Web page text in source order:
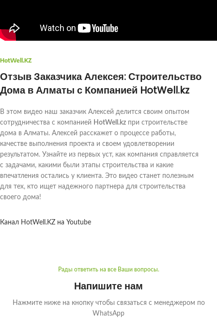
HotWell.KZ
Отзыв Заказчика Алексея: Строительство
Дома в Алматы с Компанией HotWell.kz
В этом видео наш заказчик Алексей делится своим опытом
сотрудничества с компанией HotWell.kz при строительстве
дома в Алматы. Алексей расскажет о процессе работы,
качестве выполнения проекта и своем удовлетворении
результатом. Узнайте из первых уст, как компания справляется
с задачами, какими были этапы строительства и какие
впечатления остались у клиента. Это видео станет полезным
для тех, кто ищет надежного партнера для строительства
своего дома!
Канал HotWell.KZ на Youtube
Рады ответить на все Ваши вопросы.
Напишите нам
Нажмите ниже на кнопку чтобы связаться с менеджером по
WhatsApp